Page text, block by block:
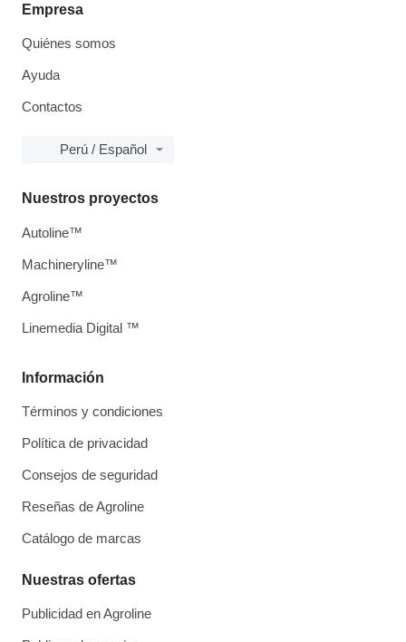
Empresa
Quiénes somos
Ayuda
Contactos
Perú / Español
Información
Términos y condiciones
Política de privacidad
Consejos de seguridad
Reseñas de Agroline
Catálogo de marcas
Nuestras ofertas
Publicidad en Agroline
Nuestros proyectos
Autoline™
Machineryline™
Agroline™
Linemedia Digital ™